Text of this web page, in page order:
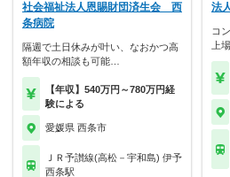
社会福祉法人恩賜財団済生会 西
条病院
隔週で土日休みが叶い、なおかつ高
額年収の相談も可能…
【年収】540万円～780万円経
験による
愛媛県 西条市
ＪＲ予讃線(高松－宇和島) 伊予
西条駅
法
コ
上